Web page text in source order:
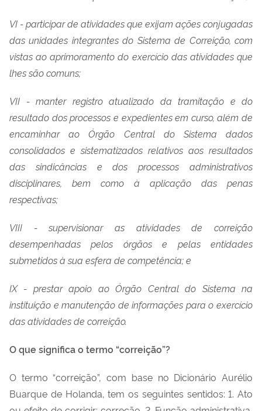
VI - participar de atividades que exijam ações conjugadas
das unidades integrantes do Sistema de Correição, com
vistas ao aprimoramento do exercício das atividades que
lhes são comuns;
VII - manter registro atualizado da tramitação e do
resultado dos processos e expedientes em curso, além de
encaminhar ao Órgão Central do Sistema dados
consolidados e sistematizados relativos aos resultados
das sindicâncias e dos processos administrativos
disciplinares, bem como à aplicação das penas
respectivas;
VIII - supervisionar as atividades de correição
desempenhadas pelos órgãos e pelas entidades
submetidos à sua esfera de competência; e
IX - prestar apoio ao Órgão Central do Sistema na
instituição e manutenção de informações para o exercício
das atividades de correição.
O que significa o termo “correição”?
O termo “correição”, com base no Dicionário Aurélio
Buarque de Holanda, tem os seguintes sentidos: 1. Ato